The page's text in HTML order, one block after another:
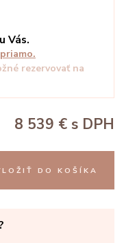
Vás.
rezervovať na
8 539 € s DPH
DO KOŠÍKA